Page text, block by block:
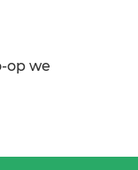
op we